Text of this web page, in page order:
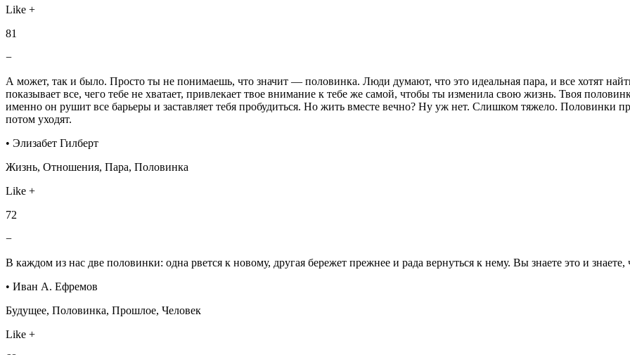
Like +
81
−
А может, так и было. Просто ты не понимаешь, что значит — половинка. Люди думают, что это идеальная пара, и все хотят
показывает все, чего тебе не хватает, привлекает твое внимание к тебе же самой, чтобы ты изменила свою жизнь. Твоя
именно он рушит все барьеры и заставляет тебя пробудиться. Но жить вместе вечно? Ну уж нет. Слишком тяжело. Половинки
потом уходят.
• Элизабет Гилберт
Жизнь, Отношения, Пара, Половинка
Like +
72
−
В каждом из нас две половинки: одна рвется к новому, другая бережет прежнее и рада вернуться к нему. Вы знаете это и знаете,
• Иван А. Ефремов
Будущее, Половинка, Прошлое, Человек
Like +